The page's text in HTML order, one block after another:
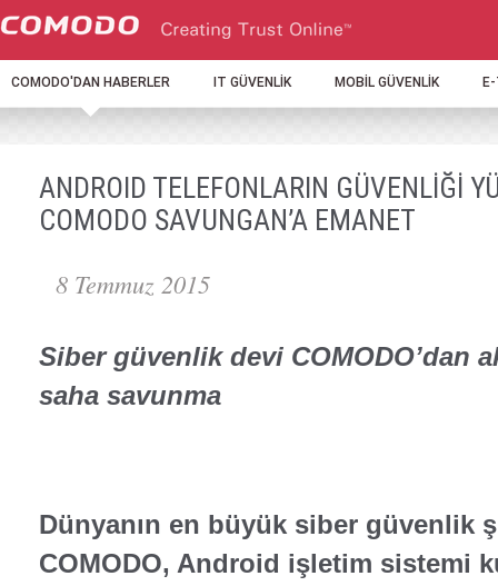
COMODO'DAN HABERLER IT GÜVENLİK MOBİL GÜVENLİK
ANDROID TELEFONLARIN GÜVENLİĞİ
COMODO SAVUNGAN’A EMANET
8 Temmuz 2015
Siber güvenlik devi COMODO’dan
saha savunma
Dünyanın en büyük siber güvenlik
COMODO, Android işletim sistemi